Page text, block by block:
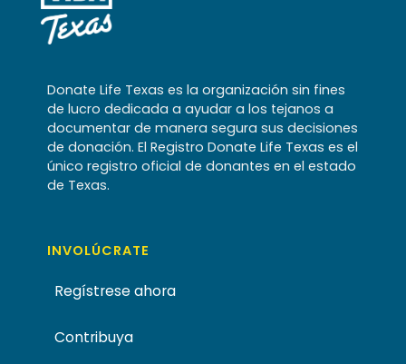
Donate Life Texas es la organización sin fines
de lucro dedicada a ayudar a los tejanos a
documentar de manera segura sus decisiones
de donación. El Registro Donate Life Texas es el
único registro oficial de donantes en el estado
de Texas.
INVOLÚCRATE
Regístrese ahora
Contribuya